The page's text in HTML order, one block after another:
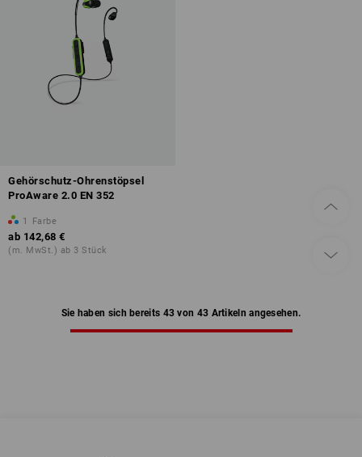
Gehörschutz-Ohrenstöpsel
ProAware 2.0 EN 352
1 Farbe
ab 142,68 €
(m. MwSt.) ab 3 Stück
Sie haben sich bereits 43 von 43 Artikeln angesehen.